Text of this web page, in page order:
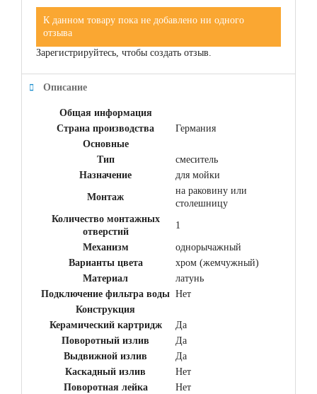
К данном товару пока не добавлено ни одного
отзыва
Зарегистрируйтесь, чтобы создать отзыв.
Описание
Общая информация
Страна производства
Германия
Основные
Тип
смеситель
Назначение
для мойки
Монтаж
на раковину или
столешницу
Количество монтажных
отверстий
1
Механизм
однорычажный
Варианты цвета
хром (жемчужный)
Материал
латунь
Подключение фильтра воды Нет
Конструкция
Керамический картридж
Да
Поворотный излив
Да
Выдвижной излив
Да
Каскадный излив
Нет
Поворотная лейка
Нет